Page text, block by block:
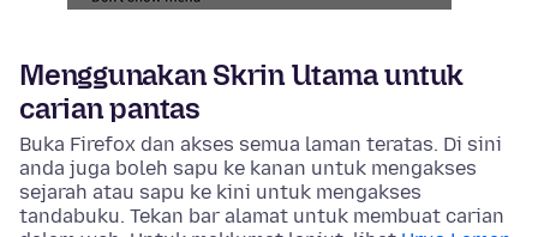
Menggunakan Skrin Utama untuk
carian pantas
Buka Firefox dan akses semua laman teratas. Di sini
anda juga boleh sapu ke kanan untuk mengakses
sejarah atau sapu ke kini untuk mengakses
tandabuku. Tekan bar alamat untuk membuat carian